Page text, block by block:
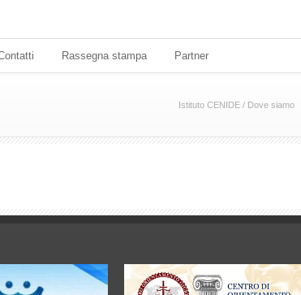
Rassegna stampa Partner
Istituto CENIDE / Dove siamo